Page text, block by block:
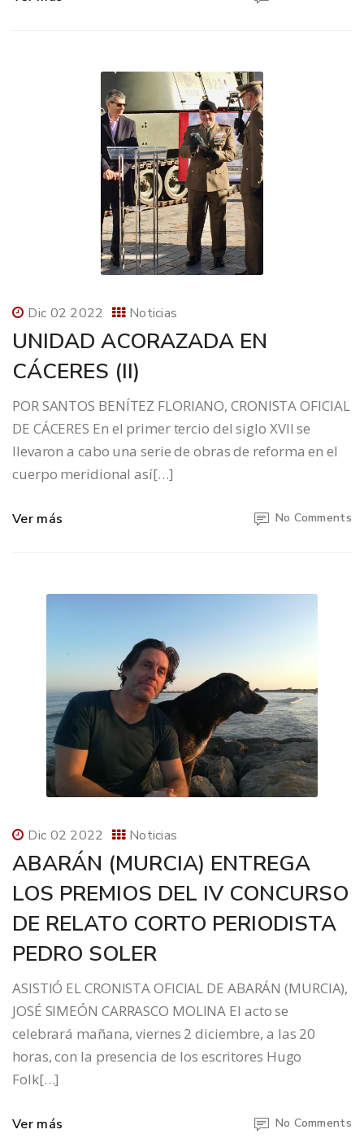
Dic 02 2022 Noticias
UNIDAD ACORAZADA EN
CÁCERES (II)
POR SANTOS BENÍTEZ FLORIANO, CRONISTA OFICIAL
DE CÁCERES En el primer tercio del siglo XVII se
llevaron a cabo una serie de obras de reforma en el
cuerpo meridional así[…]
Ver más No Comments
Dic 02 2022 Noticias
ABARÁN (MURCIA) ENTREGA
LOS PREMIOS DEL IV CONCURSO
DE RELATO CORTO PERIODISTA
PEDRO SOLER
ASISTIÓ EL CRONISTA OFICIAL DE ABARÁN (MURCIA),
JOSÉ SIMEÓN CARRASCO MOLINA El acto se
celebrará mañana, viernes 2 diciembre, a las 20
horas, con la presencia de los escritores Hugo
Folk[…]
Ver más No Comments